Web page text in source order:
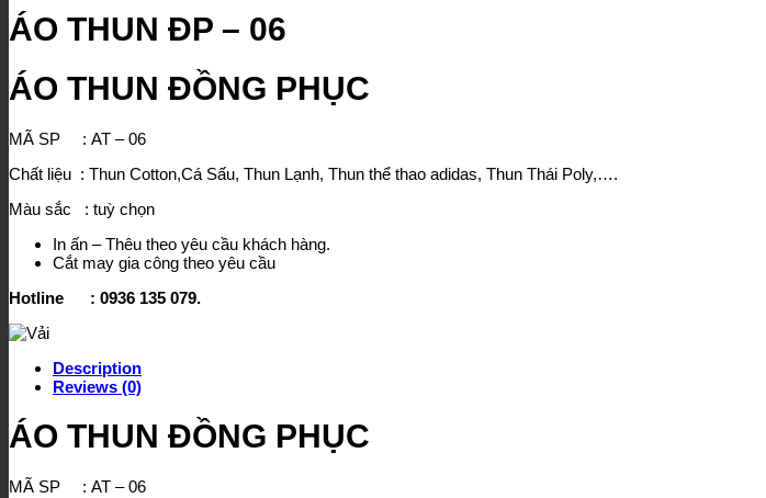
ÁO THUN ĐP – 06
ÁO THUN ĐỒNG PHỤC
MÃ SP : AT – 06
Chất liệu : Thun Cotton,Cá Sấu, Thun Lạnh, Thun thể thao adidas, Thun Thái Poly,….
Màu sắc : tuỳ chọn
In ấn – Thêu theo yêu cầu khách hàng.
Cắt may gia công theo yêu cầu
Hotline : 0936 135 079.
Description
Reviews (0)
ÁO THUN ĐỒNG PHỤC
MÃ SP : AT – 06